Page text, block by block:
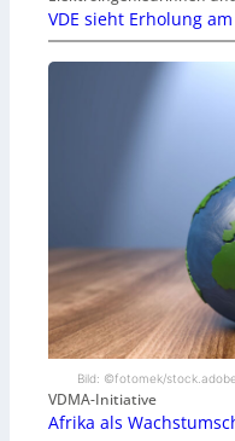
VDE sieht Erholung
Bild: ©fotomek/
VDMA-Initiative
Afrika als